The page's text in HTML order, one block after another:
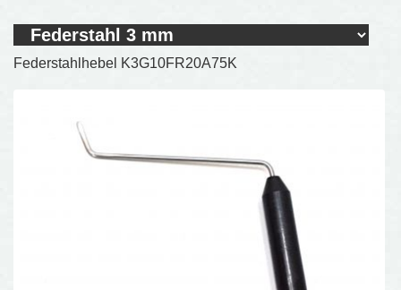
Federstahlhebel K3G10FR20A75K